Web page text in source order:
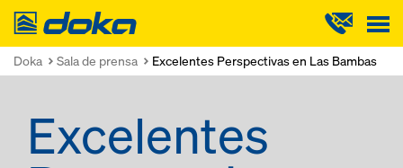
Doka
Doka Sala de prensa Excelentes Perspectivas en Las Bambas
Excelentes